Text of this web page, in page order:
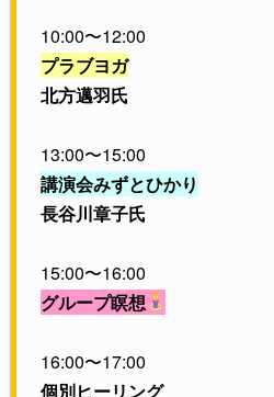
10:00〜12:00
プラブヨガ
北方邁羽氏
13:00〜15:00
講演会みずとひかり
長谷川章子氏
15:00〜16:00
グループ瞑想
16:00〜17:00
個別ヒーリング